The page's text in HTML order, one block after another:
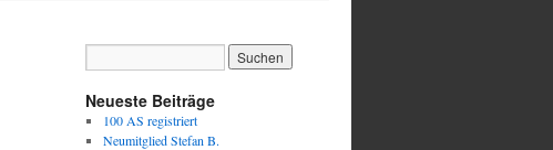
Neueste Beiträge
100 AS registriert
Neumitglied Stefan B.